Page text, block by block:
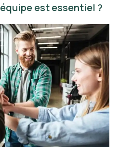
est essentiel ?